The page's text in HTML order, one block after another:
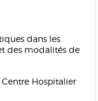
dans les
des modalités de
Hospitalier